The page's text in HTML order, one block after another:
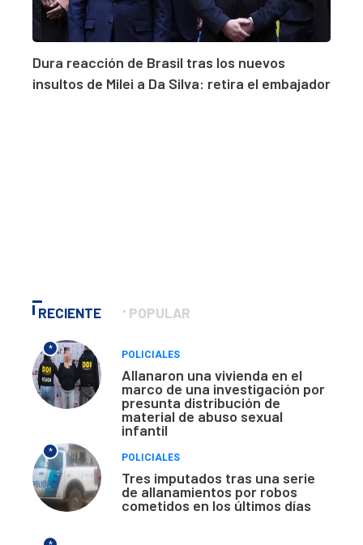
Dura reacción de Brasil tras los nuevos
insultos de Milei a Da Silva: retira el embajador
RECIENTE POPULAR
*
POLICIALES
Allanaron una vivienda en el
marco de una investigación por
presunta distribución de
material de abuso sexual
infantil
*
POLICIALES
Tres imputados tras una serie
de allanamientos por robos
cometidos en los últimos días